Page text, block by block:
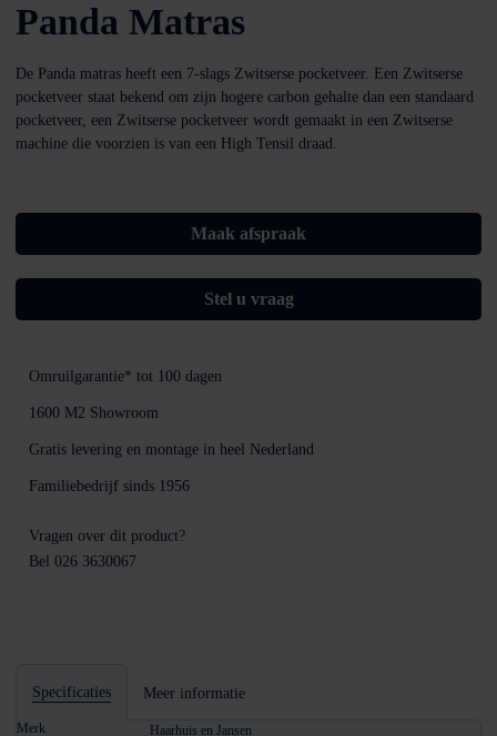
Panda Matras
De Panda matras heeft een 7-slags Zwitserse pocketveer. Een Zwitserse
pocketveer staat bekend om zijn hogere carbon gehalte dan een standaard
pocketveer, een Zwitserse pocketveer wordt gemaakt in een Zwitserse
machine die voorzien is van een High Tensil draad.
Maak afspraak
Stel u vraag
Omruilgarantie* tot 100 dagen
1600 M2 Showroom
Gratis levering en montage in heel Nederland
Familiebedrijf sinds 1956
Vragen over dit product?
Bel 026 3630067
Specificaties Meer informatie
Merk Haarhuis en Jansen